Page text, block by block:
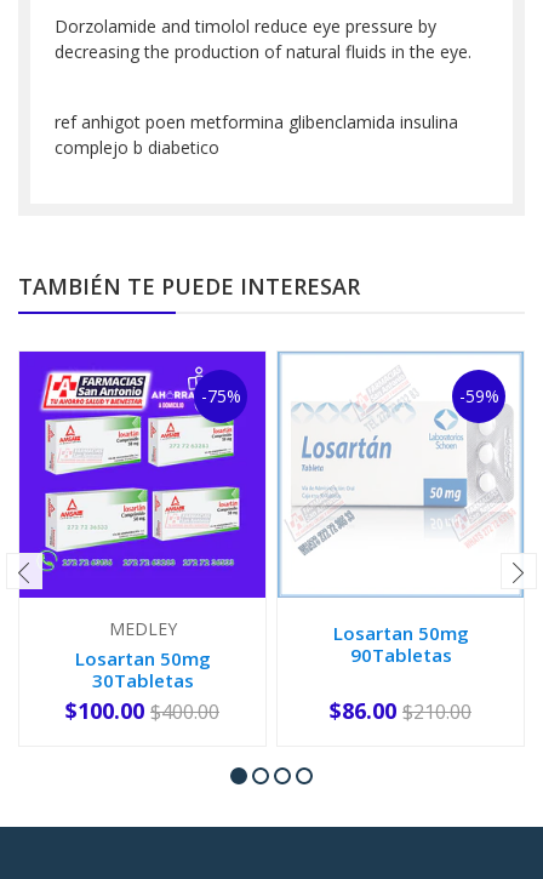
Dorzolamide and timolol reduce eye pressure by
decreasing the production of natural fluids in the eye.
ref anhigot poen metformina glibenclamida insulina
complejo b diabetico
TAMBIÉN TE PUEDE INTERESAR
-75%
MEDLEY
Losartan 50mg
30Tabletas
Laboratorio amsa
+
$100.00 $400.00
-59%
Losartan 50mg
90Tabletas
AGOTADO
$86.00 $210.00